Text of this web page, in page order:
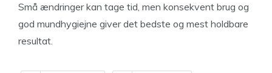
Små ændringer kan tage tid, men konsekvent brug og
god mundhygiejne giver det bedste og mest holdbare
resultat.